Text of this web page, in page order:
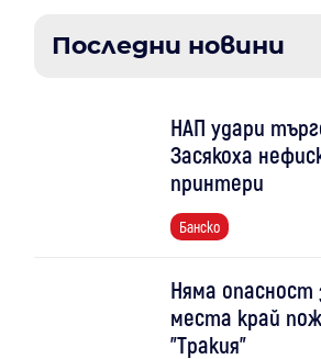
Последни новини
НАП удари
Засякоха
принтери
Банско
Няма опасност
места край
"Тракия"